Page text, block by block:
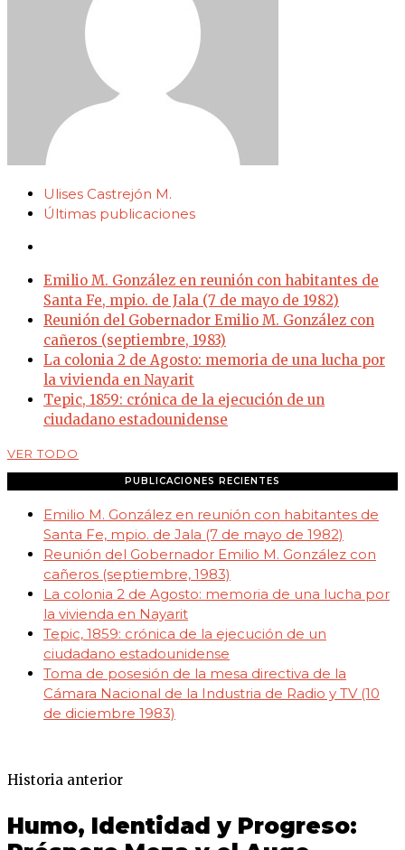
Ulises Castrejón M.
Últimas publicaciones
Emilio M. González en reunión con habitantes de
Santa Fe, mpio. de Jala (7 de mayo de 1982)
Reunión del Gobernador Emilio M. González con
cañeros (septiembre, 1983)
La colonia 2 de Agosto: memoria de una lucha por
la vivienda en Nayarit
Tepic, 1859: crónica de la ejecución de un
ciudadano estadounidense
VER TODO
PUBLICACIONES RECIENTES
Emilio M. González en reunión con habitantes de
Santa Fe, mpio. de Jala (7 de mayo de 1982)
Reunión del Gobernador Emilio M. González con
cañeros (septiembre, 1983)
La colonia 2 de Agosto: memoria de una lucha por
la vivienda en Nayarit
Tepic, 1859: crónica de la ejecución de un
ciudadano estadounidense
Toma de posesión de la mesa directiva de la
Cámara Nacional de la Industria de Radio y TV (10
de diciembre 1983)
Historia anterior
Humo, Identidad y Progreso: